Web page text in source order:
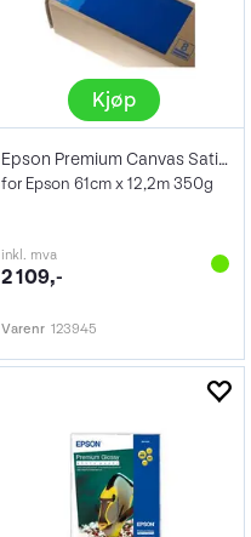
Kjøp
Epson Premium Canvas Satin 24" 350g
for Epson 61cm x 12,2m 350g
inkl. mva
2 109,-
Varenr 123945